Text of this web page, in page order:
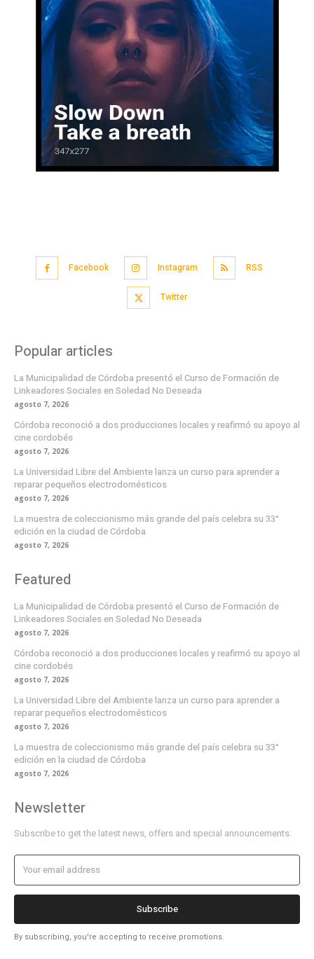
Facebook Instagram RSS
Twitter
Popular articles
La Municipalidad de Córdoba presentó el Curso de Formación de
Linkeadores Sociales en Soledad No Deseada
agosto 7, 2026
Córdoba reconoció a dos producciones locales y reafirmó su apoyo al
cine cordobés
agosto 7, 2026
La Universidad Libre del Ambiente lanza un curso para aprender a
reparar pequeños electrodomésticos
agosto 7, 2026
La muestra de coleccionismo más grande del país celebra su 33°
edición en la ciudad de Córdoba
agosto 7, 2026
Featured
La Municipalidad de Córdoba presentó el Curso de Formación de
Linkeadores Sociales en Soledad No Deseada
agosto 7, 2026
Córdoba reconoció a dos producciones locales y reafirmó su apoyo al
cine cordobés
agosto 7, 2026
La Universidad Libre del Ambiente lanza un curso para aprender a
reparar pequeños electrodomésticos
agosto 7, 2026
La muestra de coleccionismo más grande del país celebra su 33°
edición en la ciudad de Córdoba
agosto 7, 2026
Newsletter
Subscribe to get the latest news, offers and special announcements.
Subscribe
By subscribing, you're accepting to receive promotions.